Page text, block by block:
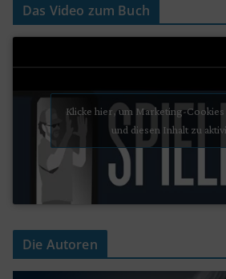
Das Video zum Buch
Klicke hier, um Marketing-
und diesen Inhalt zu
Die Autoren